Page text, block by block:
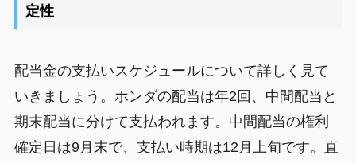
定性
配当金の支払いスケジュールについて詳しく見て
いきましょう。ホンダの配当は年2回、中間配当と
期末配当に分けて支払われます。中間配当の権利
確定日は9月末で、支払い時期は12月上旬です。直